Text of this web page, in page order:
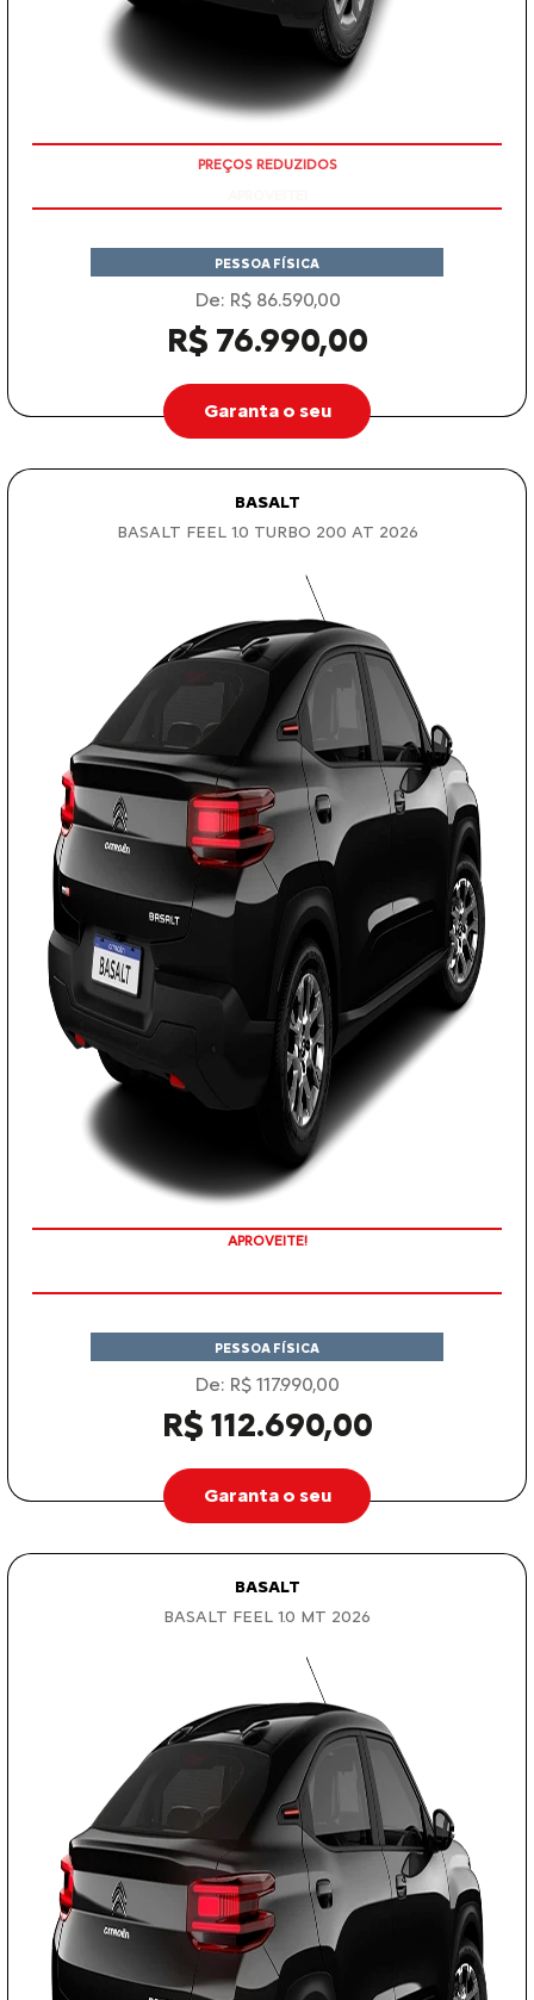
APROVEITE!
PESSOA FÍSICA
De: R$ 86.590,00
R$ 76.990,00
Garanta o seu
BASALT
BASALT FEEL 1.0 TURBO 200 AT 2026
APROVEITE!
PESSOA FÍSICA
De: R$ 117.990,00
R$ 112.690,00
Garanta o seu
BASALT
BASALT FEEL 1.0 MT 2026